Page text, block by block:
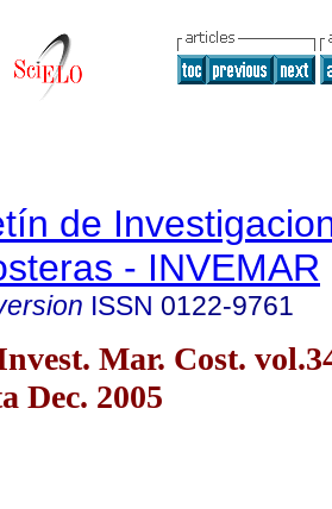
de
- INVEMAR
ISSN 0122-9761
Mar. Cost.
Dec. 2005